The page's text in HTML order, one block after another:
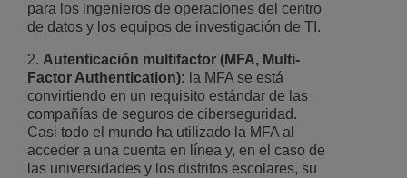
para los ingenieros de operaciones del centro
de datos y los equipos de investigación de TI.
2. Autenticación multifactor (MFA, Multi-
Factor Authentication): la MFA se está
convirtiendo en un requisito estándar de las
compañías de seguros de ciberseguridad.
Casi todo el mundo ha utilizado la MFA al
acceder a una cuenta en línea y, en el caso de
las universidades y los distritos escolares, su